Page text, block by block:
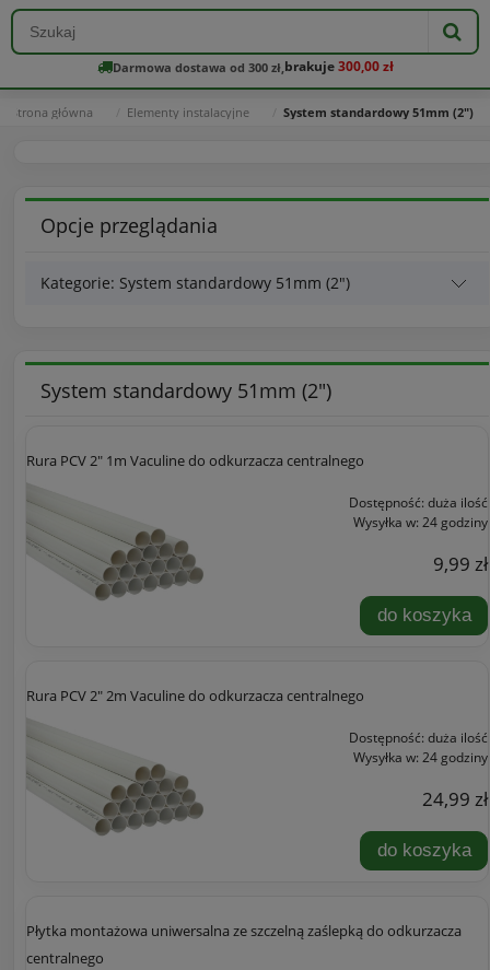
Darmowa dostawa od 300 zł, brakuje300,00 zł
Strona główna Elementy instalacyjne System standardowy 51mm (2")
Opcje przeglądania
Kategorie: System standardowy 51mm (2")
System standardowy 51mm (2")
Rura PCV 2" 1m Vaculine do odkurzacza centralnego
Dostępność: duża ilość
Wysyłka w: 24 godziny
9,99 zł
do koszyka
Rura PCV 2" 2m Vaculine do odkurzacza centralnego
Dostępność: duża ilość
Wysyłka w: 24 godziny
24,99 zł
do koszyka
Płytka montażowa uniwersalna ze szczelną zaślepką do odkurzacza
centralnego